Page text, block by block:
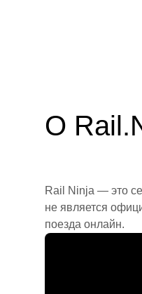
О
Rail Ninja — это
не является
поезда онлайн.